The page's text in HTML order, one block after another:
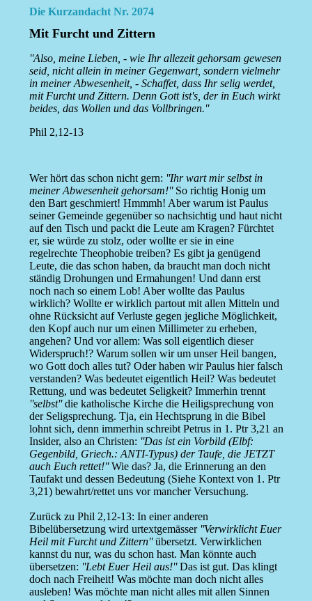
Die Kurzandacht Nr. 2074
Mit Furcht und Zittern
''Also, meine Lieben, - wie Ihr allezeit gehorsam gewesen
seid, nicht allein in meiner Gegenwart, sondern vielmehr
in meiner Abwesenheit, - Schaffet, dass Ihr selig werdet,
mit Furcht und Zittern. Denn Gott ist's, der in Euch wirkt
beides, das Wollen und das Vollbringen.''
Phil 2,12-13
Wer hört das schon nicht gern: ''Ihr wart mir selbst in
meiner Abwesenheit gehorsam!''So richtig Honig um
den Bart geschmiert! Hmmmh! Aber warum ist Paulus
seiner Gemeinde gegenüber so nachsichtig und haut nicht
auf den Tisch und packt die Leute am Kragen? Fürchtet
er, sie würde zu stolz, oder wollte er sie in eine
regelrechte Theophobie treiben? Es gibt ja genügend
Leute, die das schon haben, da braucht man doch nicht
ständig Drohungen und Ermahungen! Und dann erst
noch nach so einem Lob! Aber wollte das Paulus
wirklich? Wollte er wirklich partout mit allen Mitteln und
ohne Rücksicht auf Verluste gegen jegliche Möglichkeit,
den Kopf auch nur um einen Millimeter zu erheben,
angehen? Und vor allem: Was soll eigentlich dieser
Widerspruch!? Warum sollen wir um unser Heil bangen,
wo Gott doch alles tut? Oder haben wir Paulus hier falsch
verstanden? Was bedeutet eigentlich Heil? Was bedeutet
Rettung, und was bedeutet Seligkeit? Immerhin trennt
''selbst''die katholische Kirche die Heiligsprechung von
der Seligsprechung. Tja, ein Hechtsprung in die Bibel
lohnt sich, denn immerhin schreibt Petrus in 1. Ptr 3,21 an
Insider, also an Christen: ''Das ist ein Vorbild (Elbf:
Gegenbild, Griech.: ANTI-Typus) der Taufe, die JETZT
auch Euch rettet!''Wie das? Ja, die Erinnerung an den
Taufakt und dessen Bedeutung (Siehe Kontext von 1. Ptr
3,21) bewahrt/rettet uns vor mancher Versuchung.
Zurück zu Phil 2,12-13: In einer anderen
Bibelübersetzung wird urtextgemässer ''Verwirklicht Euer
Heil mit Furcht und Zittern''übersetzt. Verwirklichen
kannst du nur, was du schon hast. Man könnte auch
übersetzen: ''Lebt Euer Heil aus!''Das ist gut. Das klingt
doch nach Freiheit! Was möchte man doch nicht alles
ausleben! Was möchte man nicht alles mit allen Sinnen